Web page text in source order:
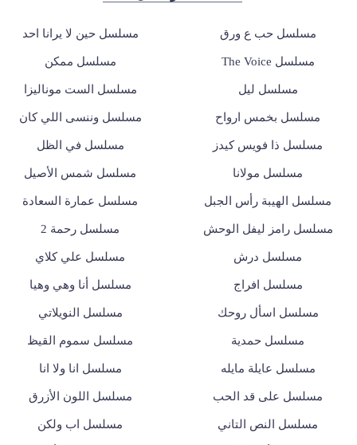
مسلسل حب ع ورق مسلسل حين لا يرانا احد
مسلسل The Voice مسلسل ممكن
مسلسل ليل مسلسل الست موناليزا
مسلسل بخمس ارواح مسلسل وننسى اللي كان
مسلسل ذا فويس كيدز مسلسل في الظل
مسلسل مولانا مسلسل شمس الأصيل
مسلسل الهيبة رأس الجبل مسلسل عمارة السعادة
مسلسل رامز ليفل الوحش مسلسل رحمة 2
مسلسل درش مسلسل علي كلاي
مسلسل افراج مسلسل أنا وهي وهيا
مسلسل اسأل روحك مسلسل النويلاتي
مسلسل حمدية مسلسل سموم القيظ
مسلسل عايلة مايله مسلسل انا ولا انا
مسلسل على قد الحب مسلسل اللون الأزرق
مسلسل النص التاني مسلسل اب ولكن